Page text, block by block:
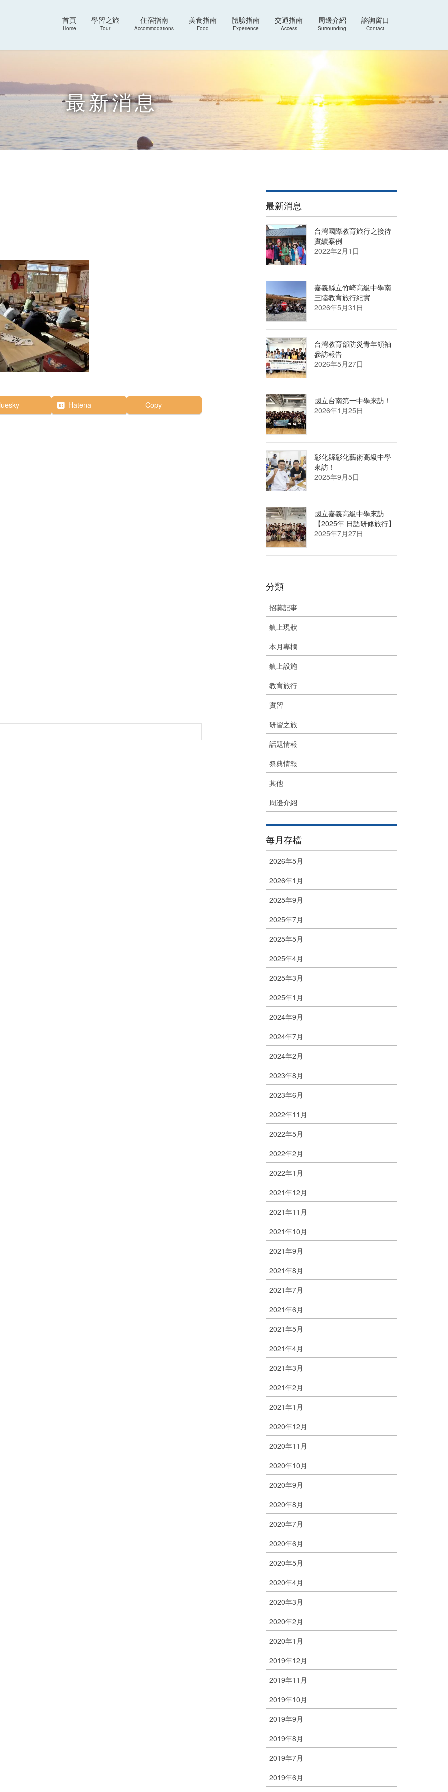
首頁
Home
學習之旅
Tour
住宿指南
Accommodations
美食指南
Food
體驗指南
Experience
交通指南
Access
周邊介紹
Surrounding
諮詢窗口
Contact
最新消息
Hatena Copy
最新消息
台灣國際教育旅行之接待
實績案例
2022年2月1日
嘉義縣立竹崎高級中學南
三陸教育旅行紀實
2026年5月31日
台灣教育部防災青年領袖
參訪報告
2026年5月27日
國立台南第一中學来訪！
2026年1月25日
彰化縣彰化藝術高級中學
來訪！
2025年9月5日
國立嘉義高級中學來訪
【2025年 日語研修旅行】
2025年7月27日
分類
招募記事
鎮上現狀
本月專欄
鎮上設施
教育旅行
實習
研習之旅
話題情報
祭典情報
其他
周邊介紹
每月存檔
2026年5月
2026年1月
2025年9月
2025年7月
2025年5月
2025年4月
2025年3月
2025年1月
2024年9月
2024年7月
2024年2月
2023年8月
2023年6月
2022年11月
2022年5月
2022年2月
2022年1月
2021年12月
2021年11月
2021年10月
2021年9月
2021年8月
2021年7月
2021年6月
2021年5月
2021年4月
2021年3月
2021年2月
2021年1月
2020年12月
2020年11月
2020年10月
2020年9月
2020年8月
2020年7月
2020年6月
2020年5月
2020年4月
2020年3月
2020年2月
2020年1月
2019年12月
2019年11月
2019年10月
2019年9月
2019年8月
2019年7月
2019年6月